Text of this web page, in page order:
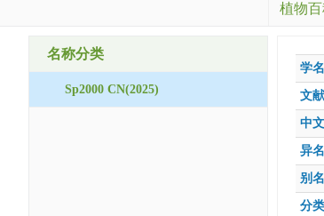
植物
名称分类
Sp2000 CN(2025)
学名
文献
中
异名
别名
分